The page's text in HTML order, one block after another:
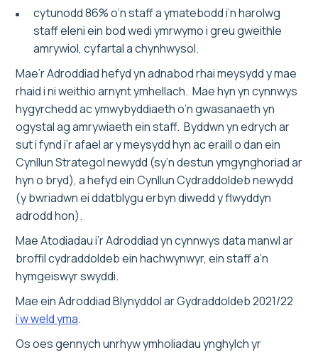
cytunodd 86% o’n staff a ymatebodd i’n harolwg
staff eleni ein bod wedi ymrwymo i greu gweithle
amrywiol, cyfartal a chynhwysol.
Mae’r Adroddiad hefyd yn adnabod rhai meysydd y mae
rhaid i ni weithio arnynt ymhellach. Mae hyn yn cynnwys
hygyrchedd ac ymwybyddiaeth o’n gwasanaeth yn
ogystal ag amrywiaeth ein staff. Byddwn yn edrych ar
sut i fynd i’r afael ar y meysydd hyn ac eraill o dan ein
Cynllun Strategol newydd (sy’n destun ymgynghoriad ar
hyn o bryd), a hefyd ein Cynllun Cydraddoldeb newydd
(y bwriadwn ei ddatblygu erbyn diwedd y flwyddyn
adrodd hon).
Mae Atodiadau i’r Adroddiad yn cynnwys data manwl ar
broffil cydraddoldeb ein hachwynwyr, ein staff a’n
hymgeiswyr swyddi.
Mae ein Adroddiad Blynyddol ar Gydraddoldeb 2021/22
i’w weld yma.
Os oes gennych unrhyw ymholiadau ynghylch yr